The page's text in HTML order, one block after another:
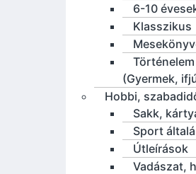
6-10
Klasszikus
Történelem
(Gyermek,
Hobbi,
Sakk,
Sport
Útleírások
Vadászat,